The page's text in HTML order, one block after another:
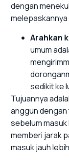
dengan
Arahkan
umum
sedikit ke
Tujuannya
anggun
sebelum masuk
memberi jarak
masuk jauh